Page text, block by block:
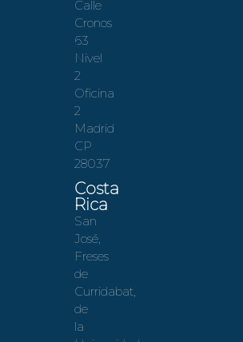
Calle
Cronos
63
Nivel
2
Oficina
2
Madrid
CP
28037
Costa
Rica
San
José,
Freses
de
Curridabat,
de
la